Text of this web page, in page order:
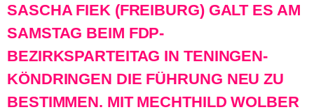
SASCHA FIEK (FREIBURG) GALT ES AM
SAMSTAG BEIM FDP-
BEZIRKSPARTEITAG IN TENINGEN-
KÖNDRINGEN DIE FÜHRUNG NEU ZU
BESTIMMEN. MIT MECHTHILD WOLBER